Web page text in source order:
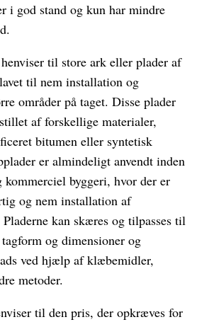
i god stand og kun har mindre
til store ark eller plader af
til nem installation og
områder på taget. Disse plader
af forskellige materialer,
bitumen eller syntetisk
er almindeligt anvendt inden
byggeri, hvor der er
og nem installation af
kan skæres og tilpasses til
og dimensioner og
ved hjælp af klæbemidler,
metoder.
til den pris, der opkræves for